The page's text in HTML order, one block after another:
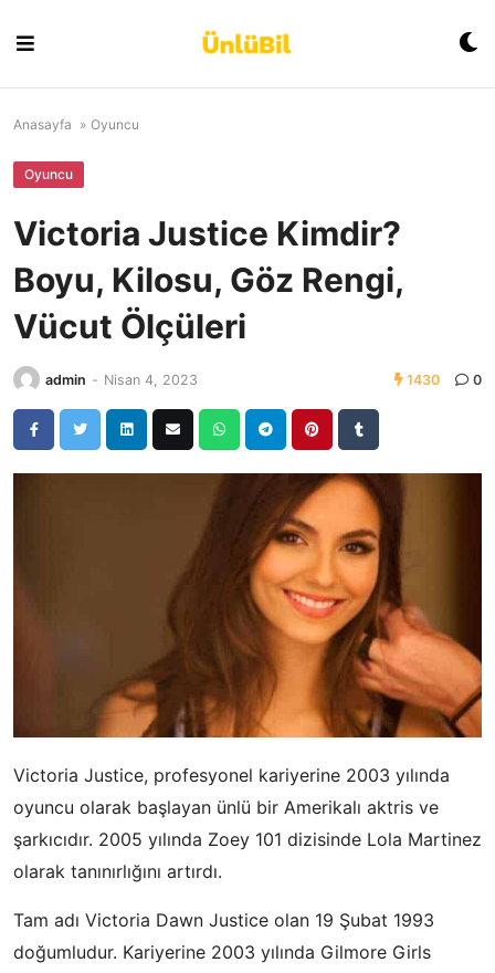
content
Anasayfa » Oyuncu
Oyuncu
Victoria Justice Kimdir?
Boyu, Kilosu, Göz Rengi,
Vücut Ölçüleri
admin - Nisan 4, 2023 1430 0
Victoria Justice, profesyonel kariyerine 2003 yılında
oyuncu olarak başlayan ünlü bir Amerikalı aktris ve
şarkıcıdır. 2005 yılında Zoey 101 dizisinde Lola Martinez
olarak tanınırlığını artırdı.
Tam adı Victoria Dawn Justice olan 19 Şubat 1993
doğumludur. Kariyerine 2003 yılında Gilmore Girls